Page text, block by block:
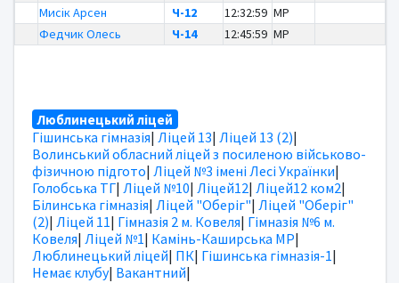
Мисік Арсен
Ч-12 12:32:59 MP
Федчик Олесь
Ч-14 12:45:59 MP
Люблинецький ліцей
Гішинська гімназія| Ліцей 13| Ліцей 13 (2)|
Волинський обласний ліцей з посиленою військово-
фізичною підгото| Ліцей №3 імені Лесі Українки|
Голобська ТГ| Ліцей №10| Ліцей12| Ліцей12 ком2|
Білинська гімназія| Ліцей "Оберіг"| Ліцей "Оберіг"
(2)| Ліцей 11| Гімназія 2 м. Ковеля| Гімназія №6 м.
Ковеля| Ліцей №1| Камінь-Каширська МР|
Люблинецький ліцей| ПК| Гішинська гімназія-1|
Немає клубу| Вакантний|